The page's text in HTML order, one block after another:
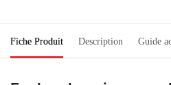
Fiche Produit Description Guide